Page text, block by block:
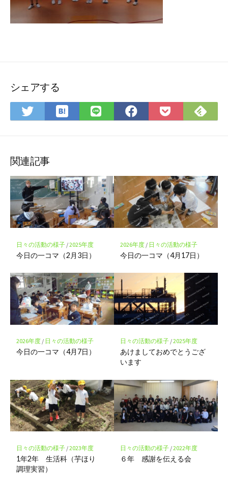
シェアする
Twitter
で
ア
は
て
ク
マ
ー
ク
に
保
存
LINE
で
Facebook
で
Pocket
に
で
関連記事
日々の活動の様子/2025年度
今日の一コマ（2月3日）
2026年度/ 日々の活動の様子
今日の一コマ（4月17日）
2026年度/ 日々の活動の様子
今日の一コマ（4月7日）
日々の活動の様子/2025年度
あけましておめでとうござ
います
日々の活動の様子/2023年度
1年2年 生活科（芋ほり
調理実習）
日々の活動の様子/2022年度
６年 感謝を伝える会